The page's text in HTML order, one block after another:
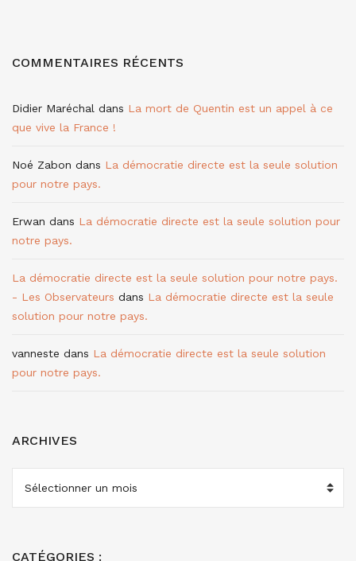
COMMENTAIRES RÉCENTS
Didier Maréchal dans La mort de Quentin est un appel à ce
que vive la France !
Noé Zabon dans La démocratie directe est la seule solution
pour notre pays.
Erwan dans La démocratie directe est la seule solution pour
notre pays.
La démocratie directe est la seule solution pour notre pays.
- Les Observateurs dans La démocratie directe est la seule
solution pour notre pays.
vanneste dans La démocratie directe est la seule solution
pour notre pays.
ARCHIVES
ARCHIVES
CATÉGORIES :